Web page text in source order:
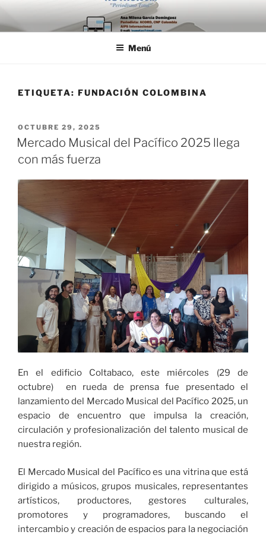
Saltar
al
contenido
Menú
ETIQUETA: FUNDACIÓN COLOMBINA
PUBLICADO
EL
OCTUBRE 29, 2025
Mercado Musical del Pacífico 2025 llega
con más fuerza
En el edificio Coltabaco, este miércoles (29 de
octubre) en rueda de prensa fue presentado el
lanzamiento del Mercado Musical del Pacífico 2025, un
espacio de encuentro que impulsa la creación,
circulación y profesionalización del talento musical de
nuestra región.
El Mercado Musical del Pacífico es una vitrina que está
dirigido a músicos, grupos musicales, representantes
artísticos, productores, gestores culturales,
promotores y programadores, buscando el
intercambio y creación de espacios para la negociación